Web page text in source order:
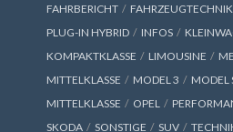
FAHRBERICHT
FAHRZEUGTECHNIK
PLUG-IN HYBRID
INFOS
KOMPAKTKLASSE
LIMOUSINE
MITTELKLASSE
MODEL 3 MODEL
MITTELKLASSE
OPEL
SKODA
SONSTIGE SUV